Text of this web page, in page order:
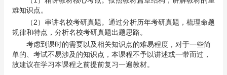
难知识点。
（2）串讲名校考研真题。通过分析历年考研真题，梳理命题
规律和特点，分析名校考研真题出题思路。
考虑到课时的需要以及相关知识点的难易程度，对于一些简
单的、考试不易涉及的知识点，本课程不予以讲述或一带而过，
故建议在学习本课程之前提前复习一遍教材。